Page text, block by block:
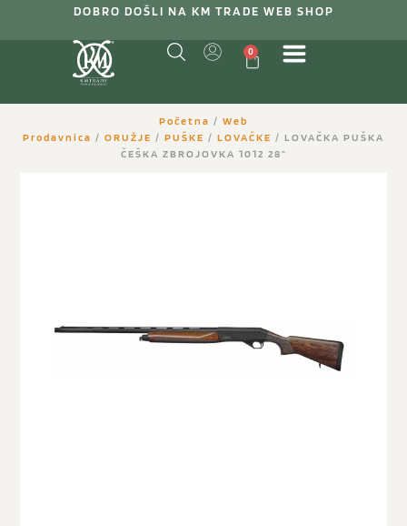
DOBRO DOŠLI NA KM TRADE WEB SHOP
0
Početna / Web
Prodavnica / ORUŽJE / PUŠKE / LOVAČKE / LOVAČKA PUŠKA
ČEŠKA ZBROJOVKA 1012 28”